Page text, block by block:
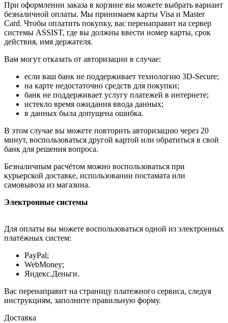
При оформлении заказа в корзине вы можете выбрать вариант
безналичной оплаты. Мы принимаем карты Visa и Master
Card. Чтобы оплатить покупку, вас перенаправит на сервер
системы ASSIST, где вы должны ввести номер карты, срок
действия, имя держателя.
Вам могут отказать от авторизации в случае:
если ваш банк не поддерживает технологию 3D-Secure;
на карте недостаточно средств для покупки;
банк не поддерживает услугу платежей в интернете;
истекло время ожидания ввода данных;
в данных была допущена ошибка.
В этом случае вы можете повторить авторизацию через 20
минут, воспользоваться другой картой или обратиться в свой
банк для решения вопроса.
Безналичным расчётом можно воспользоваться при
курьерской доставке, использовании постамата или
самовывоза из магазина.
Электронные системы
Для оплаты вы можете воспользоваться одной из электронных
платёжных систем:
PayPal;
WebMoney;
Яндекс.Деньги.
Вас перенаправит на страницу платежного сервиса, следуя
инструкциям, заполните правильную форму.
Доставка